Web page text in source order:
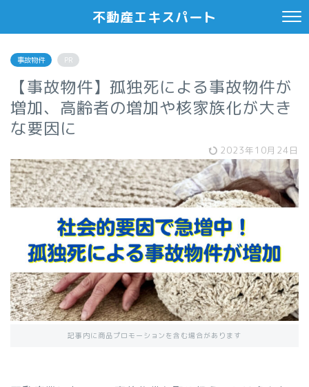
不動産エキスパート
事故物件 PR
【事故物件】孤独死による事故物件が
増加、高齢者の増加や核家族化が大き
な要因に
2023年10月24日
記事内に商品プロモーションを含む場合があります